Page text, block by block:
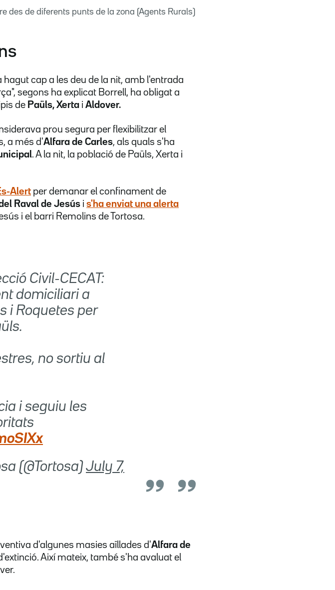
des de diferents punts de la zona (Agents Rurals)
cap a les deu de la nit, amb l'entrada
segons ha explicat Borrell, ha obligat a
de Paüls, Xerta i Aldover.
prou segura per flexibilitzar el
a més d'Alfara de Carles, als quals s'ha
. A la nit, la població de Paüls, Xerta i
Alert per demanar el confinament de
Raval de Jesús i s'ha enviat una alerta
i el barri Remolins de Tortosa.
Civil-CECAT:
domiciliari a
i Roquetes per
no sortiu al
i seguiu les
(@Tortosa)July 7,
d'algunes masies aïllades d'Alfara de
Així mateix, també s'ha avaluat el